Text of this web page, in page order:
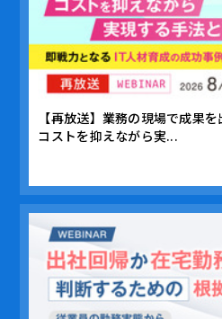
【再放送】業務の現場で成果
コストを抑えながら実...